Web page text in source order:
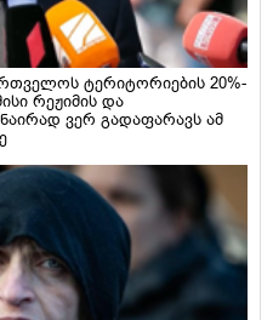
ტერიტორიების 20%-
რეჟიმის და
ვერ გადაფარავს ამ